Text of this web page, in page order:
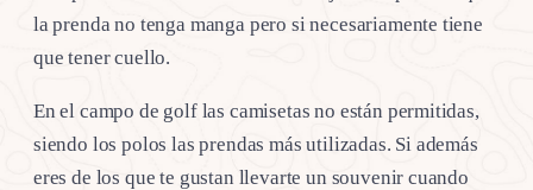
la prenda no tenga manga pero si necesariamente tiene
que tener cuello.
En el campo de golf las camisetas no están permitidas,
siendo los polos las prendas más utilizadas. Si además
eres de los que te gustan llevarte un souvenir cuando